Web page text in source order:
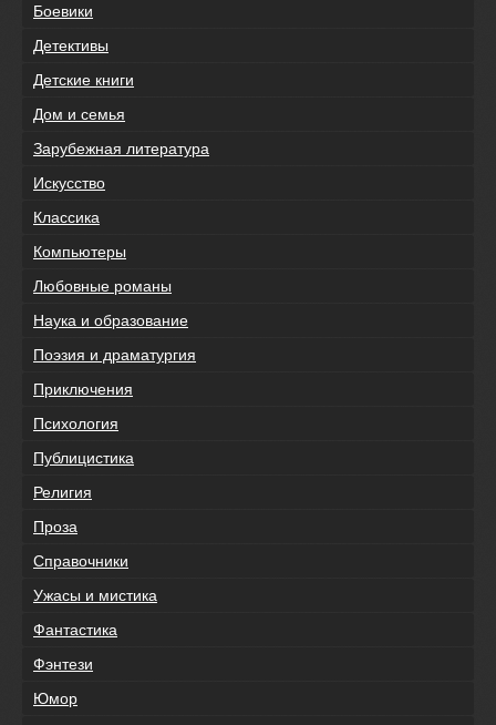
Боевики
Детективы
Детские книги
Дом и семья
Зарубежная литература
Искусство
Классика
Компьютеры
Любовные романы
Наука и образование
Поэзия и драматургия
Приключения
Психология
Публицистика
Религия
Проза
Справочники
Ужасы и мистика
Фантастика
Фэнтези
Юмор